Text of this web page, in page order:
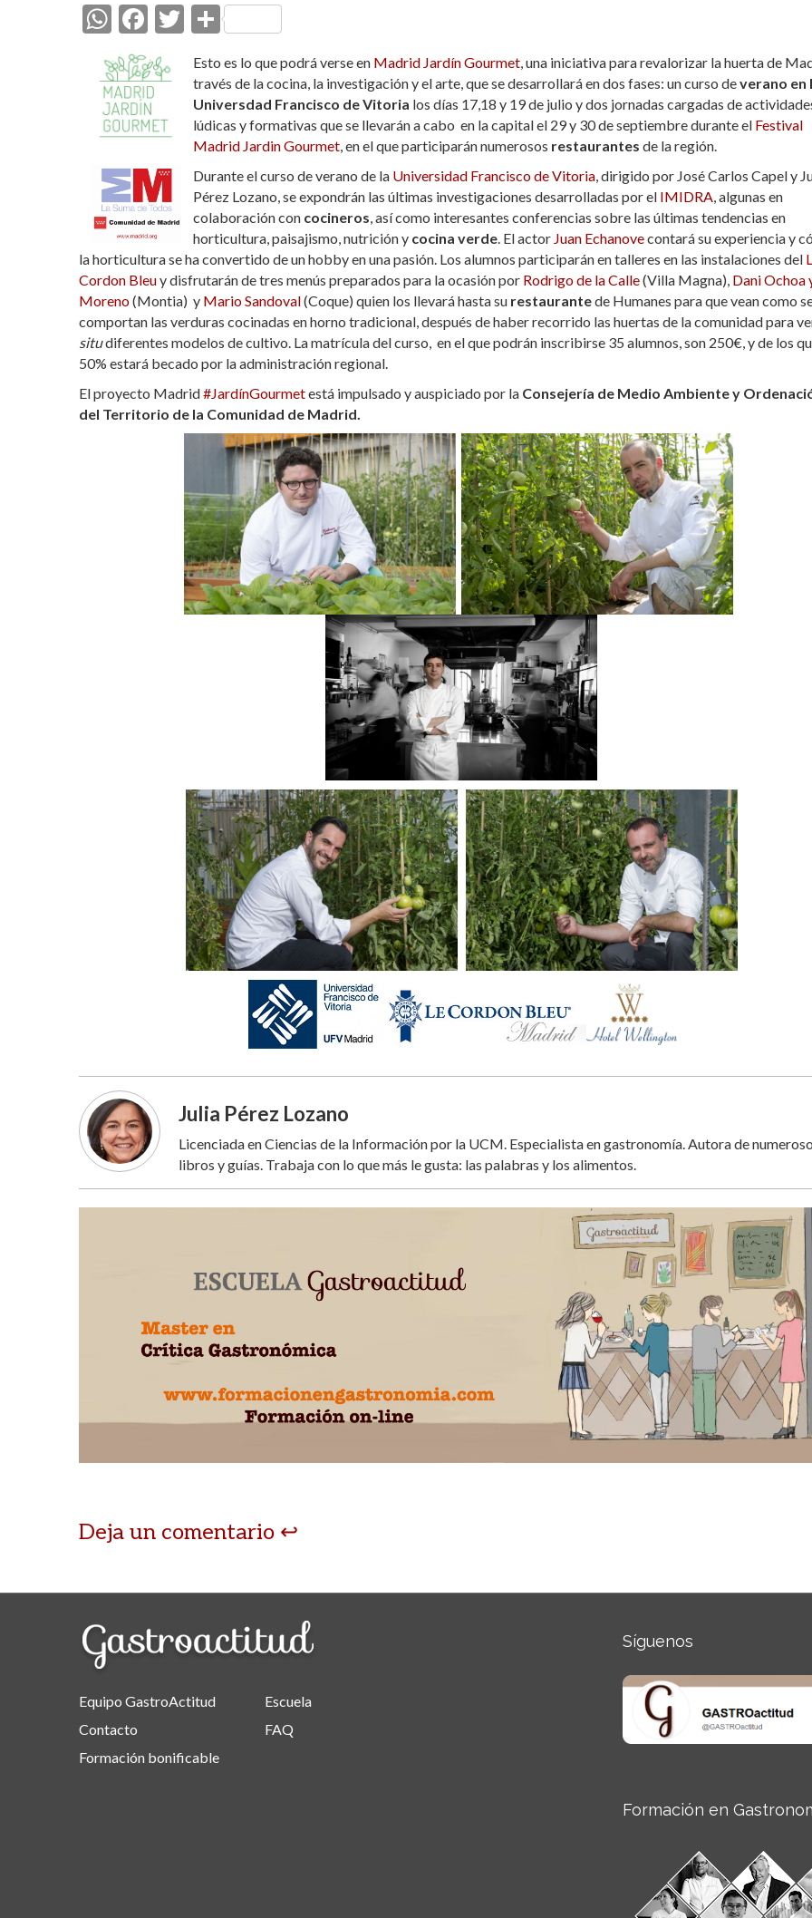
W
h
at
s
A
p
p
F
ac
e
b
o
o
k
T
itt
er
C
m
p
ar
ti
r
Esto es lo que podrá verse en Madrid Jardín Gourmet, una iniciativa para revalorizar la huerta de
través de la cocina, la investigación y el arte, que se desarrollará en dos fases: un curso deverano en
Universdad Francisco de Vitoria los días 17,18 y 19 de julio y dos jornadas cargadas de
lúdicas y formativas que se llevarán a cabo en la capital el 29 y 30 de septiembre durante el Festival
Madrid Jardin Gourmet, en el que participarán numerosos restaurantes de la región.
Durante el curso de verano de la Universidad Francisco de Vitoria, dirigido por José Carlos Capel y
Pérez Lozano, se expondrán las últimas investigaciones desarrolladas por el IMIDRA, algunas en
colaboración con cocineros, así como interesantes conferencias sobre las últimas tendencias en
horticultura, paisajismo, nutrición y cocina verde. El actor Juan Echanovecontará su experiencia y
la horticultura se ha convertido de un hobby en una pasión. Los alumnos participarán en talleres en las instalaciones del
Cordon Bleuy disfrutarán de tres menús preparados para la ocasión por Rodrigo de la Calle(Villa Magna), Dani Ochoa
Moreno(Montia) y Mario Sandoval(Coque) quien los llevará hasta su restaurantede Humanes para que vean como
comportan las verduras cocinadas en horno tradicional, después de haber recorrido las huertas de la comunidad para
situdiferentes modelos de cultivo. La matrícula del curso, en el que podrán inscribirse 35 alumnos, son 250€, y de los
50% estará becado por la administración regional.
El proyecto Madrid#JardínGourmetestá impulsado y auspiciado por la Consejería de Medio Ambiente y
del Territorio de la Comunidad de Madrid.
Julia Pérez Lozano
Licenciada en Ciencias de la Información por la UCM. Especialista en gastronomía. Autora de
libros y guías. Trabaja con lo que más le gusta: las palabras y los alimentos.
Deja un comentario
Equipo GastroActitud
Contacto
Formación bonificable
Escuela
FAQ
Síguenos
Formación en